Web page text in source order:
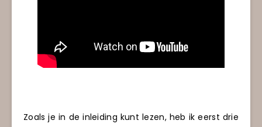
Zoals je in de inleiding kunt lezen, heb ik eerst drie